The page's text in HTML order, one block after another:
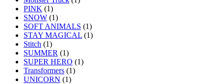
PINK (1)
SNOW (1)
SOFT ANIMALS (1)
STAY MAGICAL (1)
Stitch (1)
SUMMER (1)
SUPER HERO (1)
Transformers (1)
UNICORN (1)